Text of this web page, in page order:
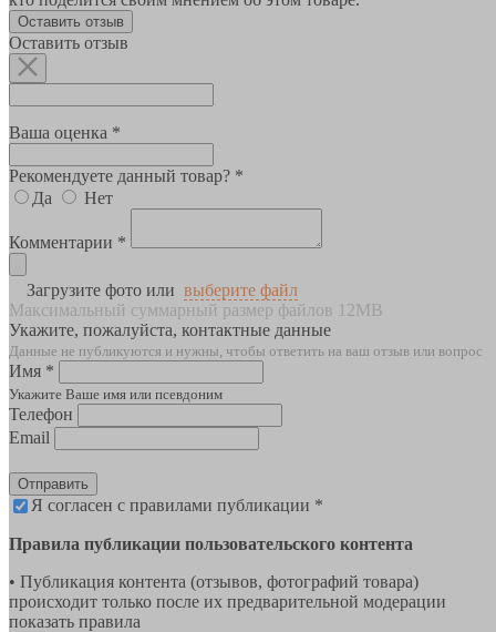
Оставить отзыв
Оставить отзыв
Ваша оценка *
Рекомендуете данный товар? *
Да
Нет
Комментарии *
Загрузите фото или выберите файл
Максимальный суммарный размер файлов 12MB
Укажите, пожалуйста, контактные данные
Данные не публикуются и нужны, чтобы ответить на ваш отзыв или вопрос
Имя *
Укажите Ваше имя или псевдоним
Телефон
Email
Отправить
Я согласен с правилами публикации *
Правила публикации пользовательского контента
• Публикация контента (отзывов, фотографий товара)
происходит только после их предварительной модерации
показать правила